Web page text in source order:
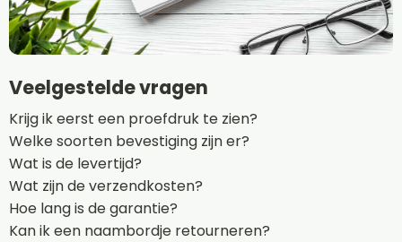
Veelgestelde vragen
Krijg ik eerst een proefdruk te zien?
Welke soorten bevestiging zijn er?
Wat is de levertijd?
Wat zijn de verzendkosten?
Hoe lang is de garantie?
Kan ik een naambordje retourneren?